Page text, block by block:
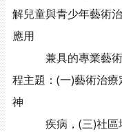
解兒童與青少年藝術
應用
兼具的專業藝術
程主題：(一)藝術治
神
疾病，(三)社區場